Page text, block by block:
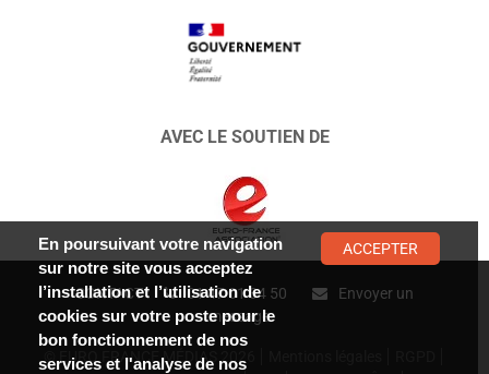
AVEC LE SOUTIEN DE
CONTACT : 01 47 01 34 50
Envoyer un
message
© EURO FRANCE MÉDIAS 2026
En poursuivant votre navigation
sur notre site vous acceptez
l’installation et l’utilisation de
cookies sur votre poste pour le
bon fonctionnement de nos
services et l'analyse de nos
ACCEPTER